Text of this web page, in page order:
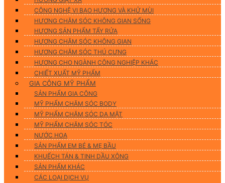
CÔNG NGHỆ VI BAO HƯƠNG VÀ KHỬ MÙI
HƯƠNG CHĂM SÓC KHÔNG GIAN SỐNG
HƯƠNG SẢN PHẨM TẨY RỬA
HƯƠNG CHĂM SÓC KHÔNG GIAN
HƯƠNG CHĂM SÓC THÚ CƯNG
HƯƠNG CHO NGÀNH CÔNG NGHIỆP KHÁC
CHIẾT XUẤT MỸ PHẨM
GIA CÔNG MỸ PHẨM
SẢN PHẨM GIA CÔNG
MỸ PHẨM CHĂM SÓC BODY
MỸ PHẨM CHĂM SÓC DA MẶT
MỸ PHẨM CHĂM SÓC TÓC
NƯỚC HOA
SẢN PHẨM EM BÉ & MẸ BẦU
KHUẾCH TÁN & TINH DẦU XÔNG
SẢN PHẨM KHÁC
CÁC LOẠI DỊCH VỤ